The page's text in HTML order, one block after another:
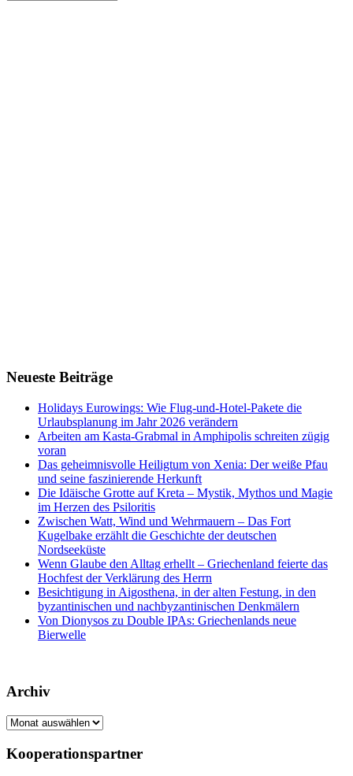
Neueste Beiträge
Holidays Eurowings: Wie Flug-und-Hotel-Pakete die
Urlaubsplanung im Jahr 2026 verändern
Arbeiten am Kasta-Grabmal in Amphipolis schreiten zügig
voran
Das geheimnisvolle Heiligtum von Xenia: Der weiße Pfau
und seine faszinierende Herkunft
Die Idäische Grotte auf Kreta – Mystik, Mythos und Magie
im Herzen des Psiloritis
Zwischen Watt, Wind und Wehrmauern – Das Fort
Kugelbake erzählt die Geschichte der deutschen
Nordseeküste
Wenn Glaube den Alltag erhellt – Griechenland feierte das
Hochfest der Verklärung des Herrn
Besichtigung in Aigosthena, in der alten Festung, in den
byzantinischen und nachbyzantinischen Denkmälern
Von Dionysos zu Double IPAs: Griechenlands neue
Bierwelle
Archiv
Archiv
Kooperationspartner